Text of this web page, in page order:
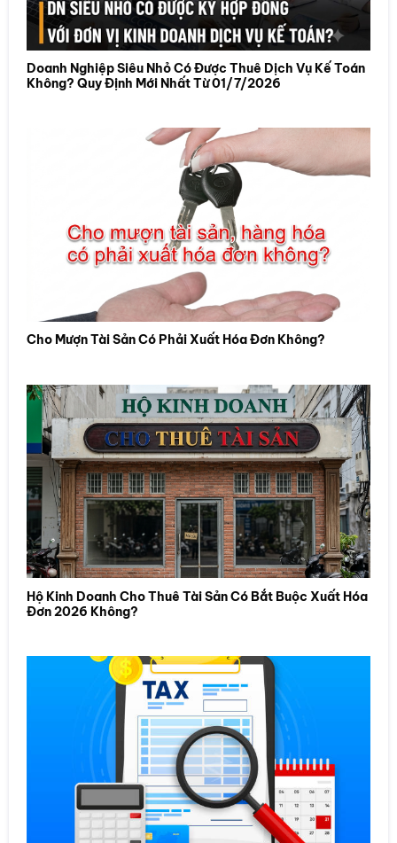
Doanh Nghiệp Siêu Nhỏ Có Được Thuê Dịch Vụ Kế Toán
Không? Quy Định Mới Nhất Từ 01/7/2026
Cho Mượn Tài Sản Có Phải Xuất Hóa Đơn Không?
Hộ Kinh Doanh Cho Thuê Tài Sản Có Bắt Buộc Xuất Hóa
Đơn 2026 Không?